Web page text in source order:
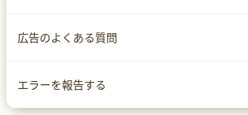
広告のよくある質問
エラーを報告する